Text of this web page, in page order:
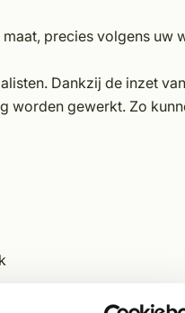
precies volgens uw
Dankzij de inzet
worden gewerkt. Zo